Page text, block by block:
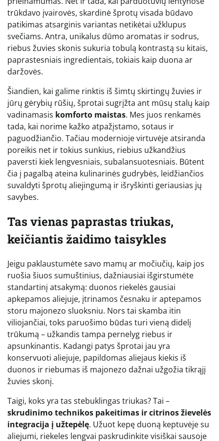
trūkdavo įvairovės, skardinė šprotų visada būdavo
patikimas atsarginis variantas netikėtai užklupus
svečiams. Antra, unikalus dūmo aromatas ir sodrus,
riebus žuvies skonis sukuria tobulą kontrastą su kitais,
paprastesniais ingredientais, tokiais kaip duona ar
daržovės.
Šiandien, kai galime rinktis iš šimtų skirtingų žuvies ir
jūrų gėrybių rūšių, šprotai sugrįžta ant mūsų stalų kaip
vadinamasis komforto maistas. Mes juos renkamės
tada, kai norime kažko atpažįstamo, sotaus ir
paguodžiančio. Tačiau modernioje virtuvėje atsiranda
poreikis net ir tokius sunkius, riebius užkandžius
paversti kiek lengvesniais, subalansuotesniais. Būtent
čia į pagalbą ateina kulinarinės gudrybės, leidžiančios
suvaldyti šprotų aliejingumą ir išryškinti geriausias jų
savybes.
Tas vienas paprastas triukas,
keičiantis žaidimo taisykles
Jeigu paklaustumėte savo mamų ar močiučių, kaip jos
ruošia šiuos sumuštinius, dažniausiai išgirstumėte
standartinį atsakymą: duonos riekelės gausiai
apkepamos aliejuje, įtrinamos česnaku ir aptepamos
storu majonezo sluoksniu. Nors tai skamba itin
viliojančiai, toks paruošimo būdas turi vieną didelį
trūkumą – užkandis tampa pernelyg riebus ir
apsunkinantis. Kadangi patys šprotai jau yra
konservuoti aliejuje, papildomas aliejaus kiekis iš
duonos ir riebumas iš majonezo dažnai užgožia tikrąjį
žuvies skonį.
Taigi, koks yra tas stebuklingas triukas? Tai –
skrudinimo technikos pakeitimas ir citrinos žievelės
integracija į užtepėlę. Užuot kepę duoną keptuvėje su
aliejumi, riekeles lengvai paskrudinkite visiškai sausoje